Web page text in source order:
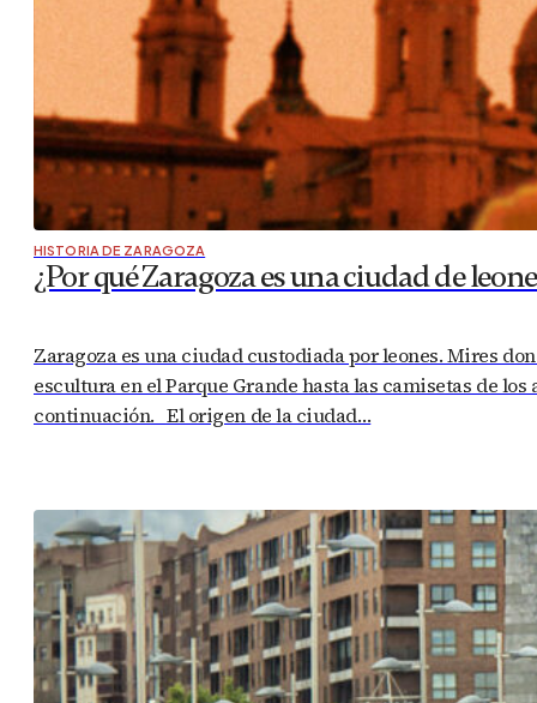
HISTORIA DE ZARAGOZA
¿Por qué Zaragoza es una ciudad de
Zaragoza es una ciudad custodiada por leones. Mires
escultura en el Parque Grande hasta las camisetas de
continuación. El origen de la ciudad…